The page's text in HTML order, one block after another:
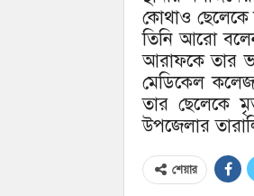
কোথাও ছেলেকে
তিনি আরো
আরাফকে তার
মেডিকেল কলেজ
তার ছেলেকে
উপজেলার
শেয়ার